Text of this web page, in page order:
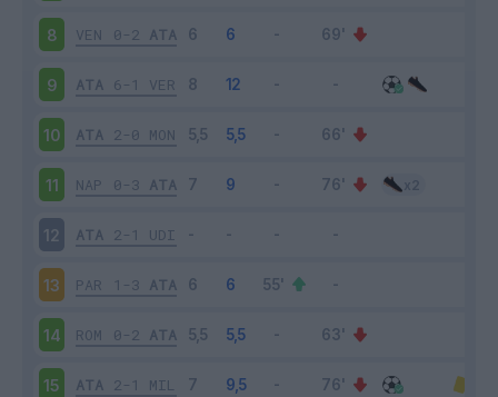
8 VEN 0-2 ATA
9 ATA 6-1 VER
10 ATA 2-0 MON
11 NAP 0-3 ATA
12 ATA 2-1 UDI
13 PAR 1-3 ATA
14 ROM 0-2 ATA
15 ATA 2-1 MIL